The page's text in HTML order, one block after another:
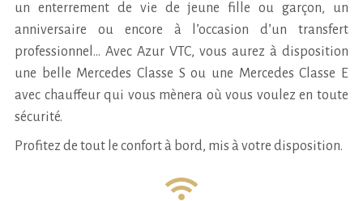
un enterrement de vie de jeune fille ou garçon, un
anniversaire ou encore à l’occasion d’un transfert
professionnel… Avec Azur VTC, vous aurez à disposition
une belle Mercedes Classe S ou une Mercedes Classe E
avec chauffeur qui vous mènera où vous voulez en toute
sécurité.
Profitez de tout le confort à bord, mis à votre disposition.